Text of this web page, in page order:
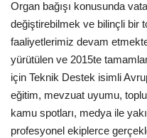
Organ bağışı konusunda
değiştirebilmek ve bilinçli bir
faaliyetlerimiz devam
yürütülen ve 2015te
için Teknik Destek isimli
eğitim, mevzuat uyumu,
kamu spotları, medya ile
profesyonel ekiplerce